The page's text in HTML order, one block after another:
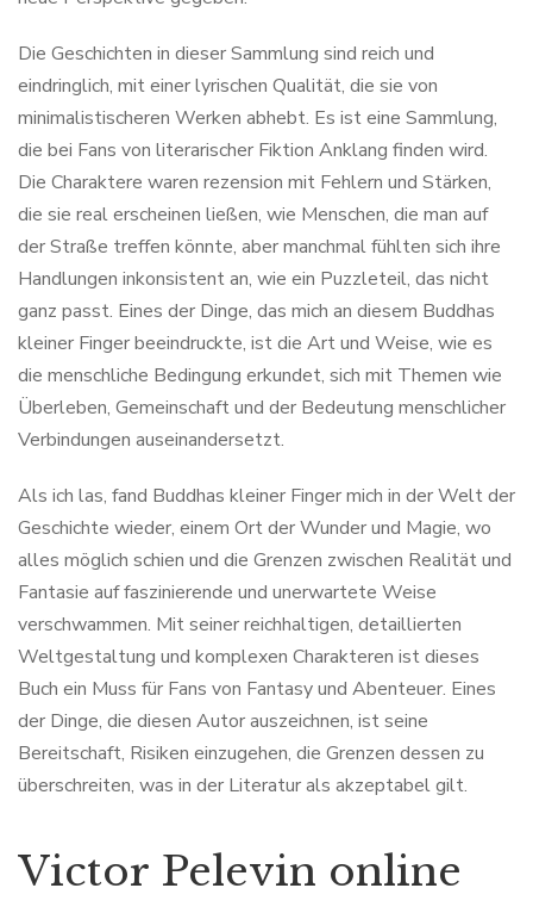
Die Geschichten in dieser Sammlung sind reich und
eindringlich, mit einer lyrischen Qualität, die sie von
minimalistischeren Werken abhebt. Es ist eine Sammlung,
die bei Fans von literarischer Fiktion Anklang finden wird.
Die Charaktere waren rezension mit Fehlern und Stärken,
die sie real erscheinen ließen, wie Menschen, die man auf
der Straße treffen könnte, aber manchmal fühlten sich ihre
Handlungen inkonsistent an, wie ein Puzzleteil, das nicht
ganz passt. Eines der Dinge, das mich an diesem Buddhas
kleiner Finger beeindruckte, ist die Art und Weise, wie es
die menschliche Bedingung erkundet, sich mit Themen wie
Überleben, Gemeinschaft und der Bedeutung menschlicher
Verbindungen auseinandersetzt.
Als ich las, fand Buddhas kleiner Finger mich in der Welt der
Geschichte wieder, einem Ort der Wunder und Magie, wo
alles möglich schien und die Grenzen zwischen Realität und
Fantasie auf faszinierende und unerwartete Weise
verschwammen. Mit seiner reichhaltigen, detaillierten
Weltgestaltung und komplexen Charakteren ist dieses
Buch ein Muss für Fans von Fantasy und Abenteuer. Eines
der Dinge, die diesen Autor auszeichnen, ist seine
Bereitschaft, Risiken einzugehen, die Grenzen dessen zu
überschreiten, was in der Literatur als akzeptabel gilt.
Victor Pelevin online